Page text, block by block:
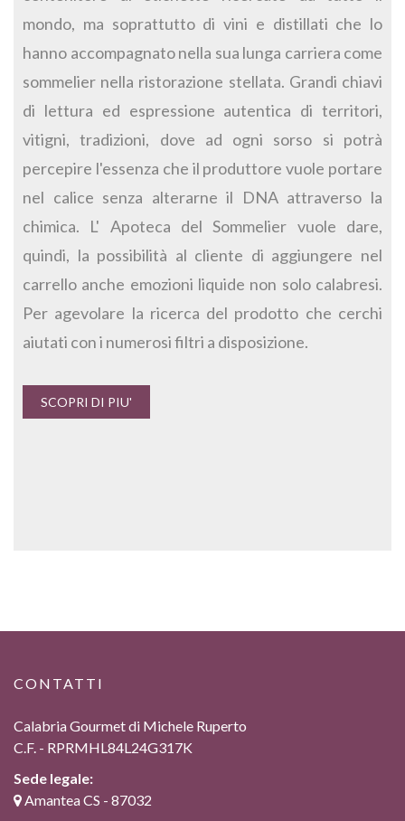
mondo, ma soprattutto di vini e distillati che lo
hanno accompagnato nella sua lunga carriera come
sommelier nella ristorazione stellata. Grandi chiavi
di lettura ed espressione autentica di territori,
vitigni, tradizioni, dove ad ogni sorso si potrà
percepire l'essenza che il produttore vuole portare
nel calice senza alterarne il DNA attraverso la
chimica. L' Apoteca del Sommelier vuole dare,
quindi, la possibilità al cliente di aggiungere nel
carrello anche emozioni liquide non solo calabresi.
Per agevolare la ricerca del prodotto che cerchi
aiutati con i numerosi filtri a disposizione.
SCOPRI DI PIU'
CONTATTI
Calabria Gourmet di Michele Ruperto
C.F. - RPRMHL84L24G317K
Sede legale:
Amantea CS - 87032